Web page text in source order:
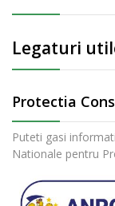
Legaturi
Protectia
Puteti gasi
Nationale pentru